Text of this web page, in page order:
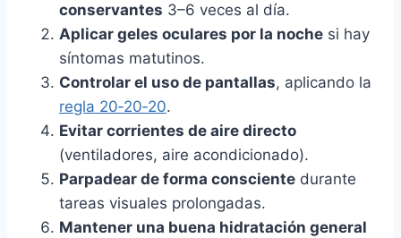
conservantes 3–6 veces al día.
Aplicar geles oculares por la noche si hay
síntomas matutinos.
Controlar el uso de pantallas, aplicando la
regla 20‑20‑20.
Evitar corrientes de aire directo
(ventiladores, aire acondicionado).
Parpadear de forma consciente durante
tareas visuales prolongadas.
Mantener una buena hidratación general